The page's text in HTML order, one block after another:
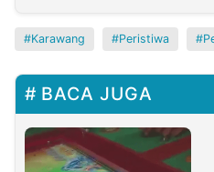
Karawang Peristiwa
BACA JUGA